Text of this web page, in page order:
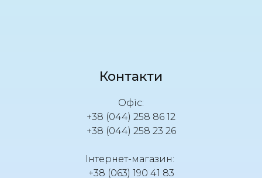
Контакти
Офіс:
+38 (044) 258 86 12
+38 (044) 258 23 26
Інтернет-магазин:
+38 (063) 190 41 83